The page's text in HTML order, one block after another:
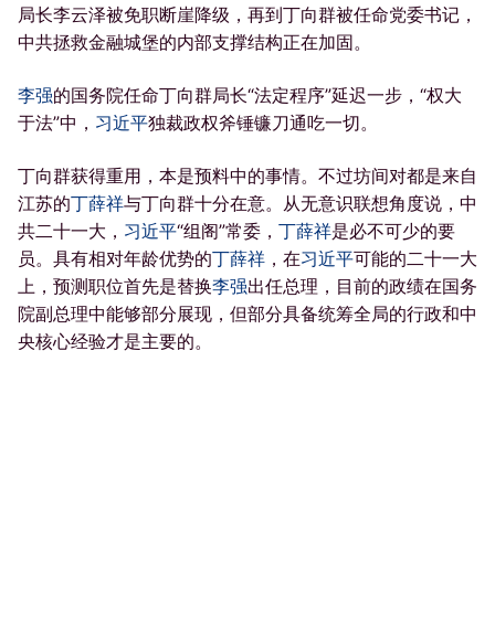
局长李云泽被免职断崖降级，再到丁向群被任命党委书记，
中共拯救金融城堡的内部支撑结构正在加固。
李强的国务院任命丁向群局长“法定程序”延迟一步，“权大
于法”中， 习近平独裁政权斧锤镰刀通吃一切。
丁向群获得重用，本是预料中的事情。不过坊间对都是来自
江苏的丁薛祥与丁向群十分在意。从无意识联想角度说，中
共二十一大， 习近平“组阁”常委， 丁薛祥是必不可少的要
员。具有相对年龄优势的丁薛祥 ，在习近平可能的二十一大
上，预测职位首先是替换李强出任总理，目前的政绩在国务
院副总理中能够部分展现，但部分具备统筹全局的行政和中
央核心经验才是主要的。